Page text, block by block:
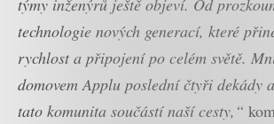
týmy inženýrů ještě objeví. Od
technologie nových generací, které
rychlost a připojení po celém světě.
domovem Applu poslední čtyři dekády
tato komunita součástí naší cesty,“